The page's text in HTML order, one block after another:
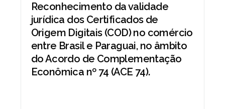
Reconhecimento da validade
jurídica dos Certificados de
Origem Digitais (COD) no comércio
entre Brasil e Paraguai, no âmbito
do Acordo de Complementação
Econômica nº 74 (ACE 74).